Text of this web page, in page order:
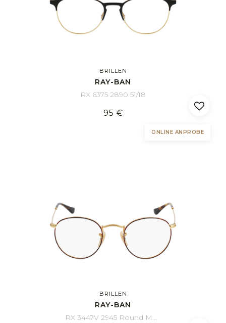
BRILLEN
RAY-BAN
RX 6375 2890 51/18
95 €
ONLINE ANPROBE
BRILLEN
RAY-BAN
RX 3447V 2945 Round Metal 47/21